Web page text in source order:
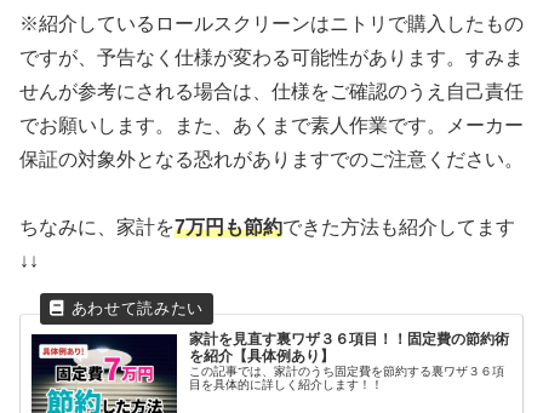
※紹介しているロールスクリーンはニトリで購入したもの
ですが、予告なく仕様が変わる可能性があります。すみま
せんが参考にされる場合は、仕様をご確認のうえ自己責任
でお願いします。また、あくまで素人作業です。メーカー
保証の対象外となる恐れがありますでのご注意ください。
ちなみに、家計を7万円も節約できた方法も紹介してます
↓↓
家計を見直す裏ワザ３６項目！！固定費の節約術
を紹介【具体例あり】
この記事では、家計のうち固定費を節約する裏ワザ３６項
目を具体的に詳しく紹介します！！